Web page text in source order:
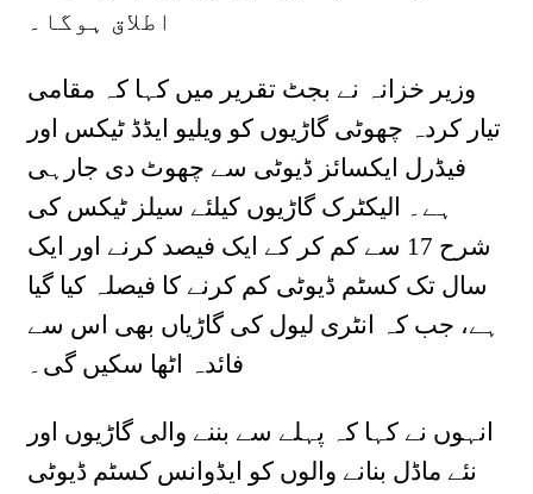
اطلاق ہوگا۔
وزیر خزانہ نے بجٹ تقریر میں کہا کہ مقامی
تیار کردہ چھوٹی گاڑیوں کو ویلیو ایڈڈ ٹیکس اور
فیڈرل ایکسائز ڈیوٹی سے چھوٹ دی جارہی
ہے۔ الیکٹرک گاڑیوں کیلئے سیلز ٹیکس کی
شرح 17 سے کم کر کے ایک فیصد کرنے اور ایک
سال تک کسٹم ڈیوٹی کم کرنے کا فیصلہ کیا گیا
ہے، جب کہ انٹری لیول کی گاڑیاں بھی اس سے
فائدہ اٹھا سکیں گی۔
انہوں نے کہا کہ پہلے سے بننے والی گاڑیوں اور
نئے ماڈل بنانے والوں کو ایڈوانس کسٹم ڈیوٹی